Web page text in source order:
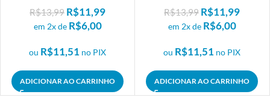
R$13,99 R$11,99
em 2x de R$6,00
ou R$11,51 no PIX
ADICIONAR AO CARRINHO
345
R$13,99 R$11,99
em 2x de R$6,00
ou R$11,51 no PIX
ADICIONAR AO CARRINHO